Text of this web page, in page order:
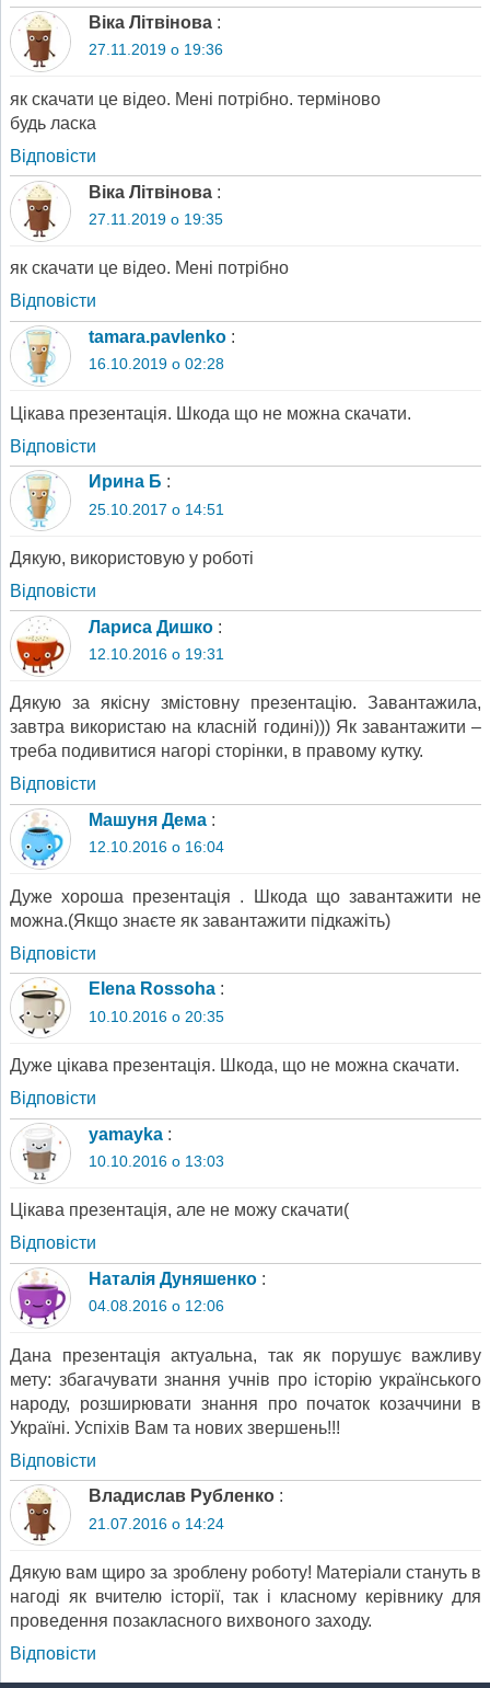
Віка Літвінова :
27.11.2019 о 19:36
як скачати це відео. Мені потрібно. терміново
будь ласка
Відповіcти
Віка Літвінова :
27.11.2019 о 19:35
як скачати це відео. Мені потрібно
Відповіcти
tamara.pavlenko :
16.10.2019 о 02:28
Цiкава презентацiя. Шкода що не можна скачати.
Відповіcти
Ирина Б :
25.10.2017 о 14:51
Дякую, використовую у роботі
Відповіcти
Лариса Дишко :
12.10.2016 о 19:31
Дякую за якісну змістовну презентацію. Завантажила,
завтра використаю на класній годині))) Як завантажити –
треба подивитися нагорі сторінки, в правому кутку.
Відповіcти
Машуня Дема :
12.10.2016 о 16:04
Дуже хороша презентація . Шкода що завантажити не
можна.(Якщо знаєте як завантажити підкажіть)
Відповіcти
Elena Rossoha :
10.10.2016 о 20:35
Дуже цікава презентація. Шкода, що не можна скачати.
Відповіcти
yamayka :
10.10.2016 о 13:03
Цікава презентація, але не можу скачати(
Відповіcти
Наталія Дуняшенко :
04.08.2016 о 12:06
Дана презентація актуальна, так як порушує важливу
мету: збагачувати знання учнів про історію українського
народу, розширювати знання про початок козаччини в
Україні. Успіхів Вам та нових звершень!!!
Відповіcти
Владислав Рубленко :
21.07.2016 о 14:24
Дякую вам щиро за зроблену роботу! Матеріали стануть в
нагоді як вчителю історії, так і класному керівнику для
проведення позакласного вихвоного заходу.
Відповіcти